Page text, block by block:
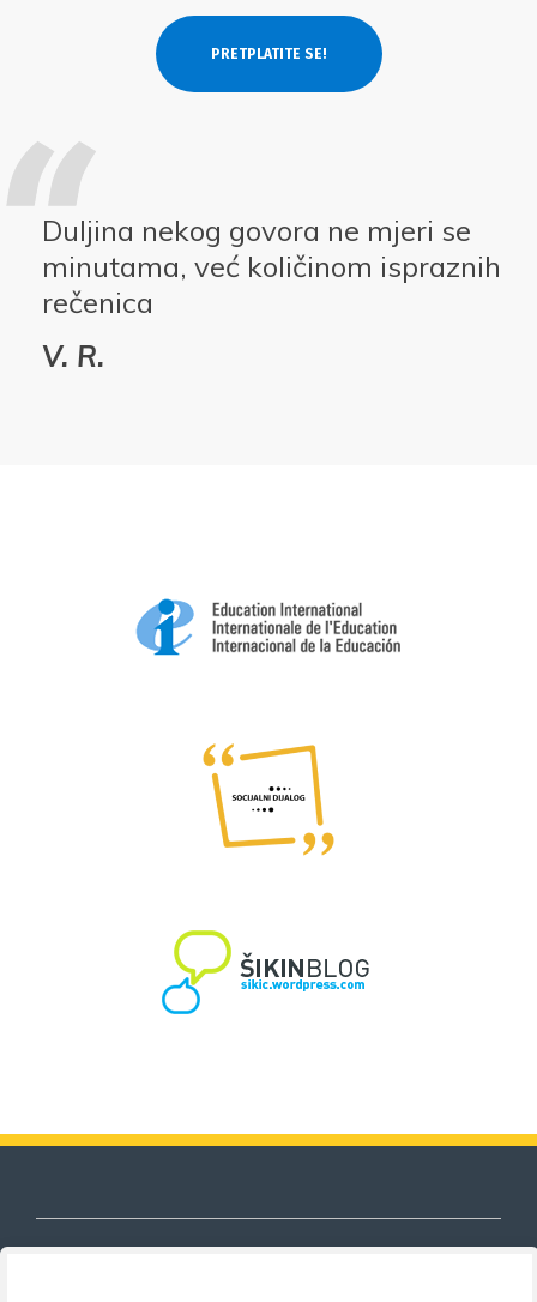
Duljina nekog govora ne mjeri se
minutama, već količinom ispraznih
rečenica
V. R.